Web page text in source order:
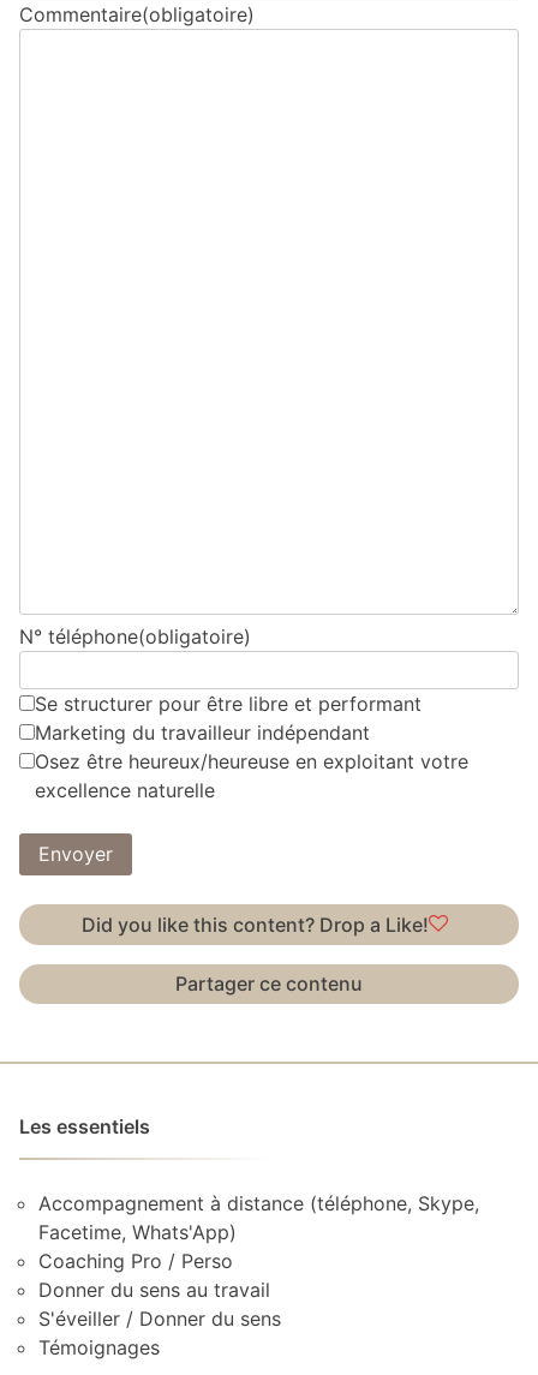
Commentaire(obligatoire)
N° téléphone(obligatoire)
Se structurer pour être libre et performant
Marketing du travailleur indépendant
Osez être heureux/heureuse en exploitant votre
excellence naturelle
Envoyer
Did you like this content? Drop a Like!
Partager ce contenu
Les essentiels
Accompagnement à distance (téléphone, Skype,
Facetime, Whats'App)
Coaching Pro / Perso
Donner du sens au travail
S'éveiller / Donner du sens
Témoignages